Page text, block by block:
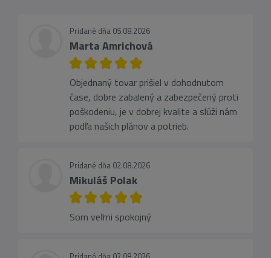
Pridané dňa 05.08.2026
Marta Amrichová
Objednaný tovar prišiel v dohodnutom
čase, dobre zabalený a zabezpečený proti
poškodeniu, je v dobrej kvalite a slúži nám
podľa našich plánov a potrieb.
Pridané dňa 02.08.2026
Mikuláš Polak
Som veľmi spokojný